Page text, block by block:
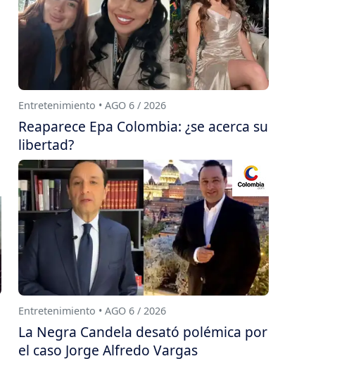
Entretenimiento • AGO 6 / 2026
Reaparece Epa Colombia: ¿se acerca su
libertad?
Entretenimiento • AGO 6 / 2026
La Negra Candela desató polémica por
el caso Jorge Alfredo Vargas